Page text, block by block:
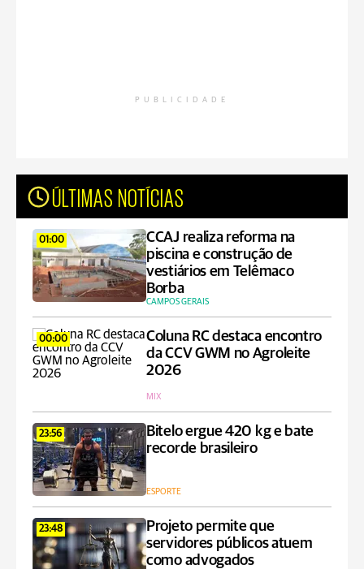
PUBLICIDADE
ÚLTIMAS NOTÍCIAS
01:00
CCAJ realiza reforma na
piscina e construção de
vestiários em Telêmaco
Borba
CAMPOS GERAIS
00:00
Coluna RC destaca encontro
da CCV GWM no Agroleite
2026
MIX
23:56
Bitelo ergue 420 kg e bate
recorde brasileiro
ESPORTE
23:48
Projeto permite que
servidores públicos atuem
como advogados